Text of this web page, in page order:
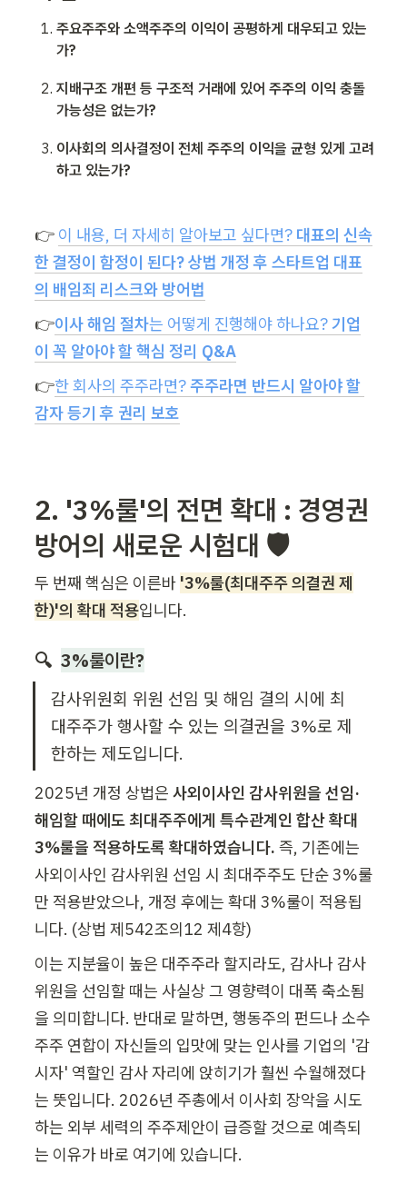
주요주주와 소액주주의 이익이 공평하게 대우되고 있는
가?
지배구조 개편 등 구조적 거래에 있어 주주의 이익 충돌
가능성은 없는가?
이사회의 의사결정이 전체 주주의 이익을 균형 있게 고려
하고 있는가?
👉 이 내용, 더 자세히 알아보고 싶다면? 대표의 신속
한 결정이 함정이 된다? 상법 개정 후 스타트업 대표
의 배임죄 리스크와 방어법
👉이사 해임 절차는 어떻게 진행해야 하나요? 기업
이 꼭 알아야 할 핵심 정리 Q&A
👉한 회사의 주주라면? 주주라면 반드시 알아야 할
감자 등기 후 권리 보호
2. '3%룰'의 전면 확대 : 경영권
방어의 새로운 시험대 🛡️
두 번째 핵심은 이른바 '3%룰(최대주주 의결권 제
한)'의 확대 적용입니다.
🔍 3%룰이란?
감사위원회 위원 선임 및 해임 결의 시에 최
대주주가 행사할 수 있는 의결권을 3%로 제
한하는 제도입니다.
2025년 개정 상법은 사외이사인 감사위원을 선임·
해임할 때에도 최대주주에게 특수관계인 합산 확대
3%룰을 적용하도록 확대하였습니다. 즉, 기존에는
사외이사인 감사위원 선임 시 최대주주도 단순 3%룰
만 적용받았으나, 개정 후에는 확대 3%룰이 적용됩
니다. (상법 제542조의12 제4항)
이는 지분율이 높은 대주주라 할지라도, 감사나 감사
위원을 선임할 때는 사실상 그 영향력이 대폭 축소됨
을 의미합니다. 반대로 말하면, 행동주의 펀드나 소수
주주 연합이 자신들의 입맛에 맞는 인사를 기업의 '감
시자' 역할인 감사 자리에 앉히기가 훨씬 수월해졌다
는 뜻입니다. 2026년 주총에서 이사회 장악을 시도
하는 외부 세력의 주주제안이 급증할 것으로 예측되
는 이유가 바로 여기에 있습니다.